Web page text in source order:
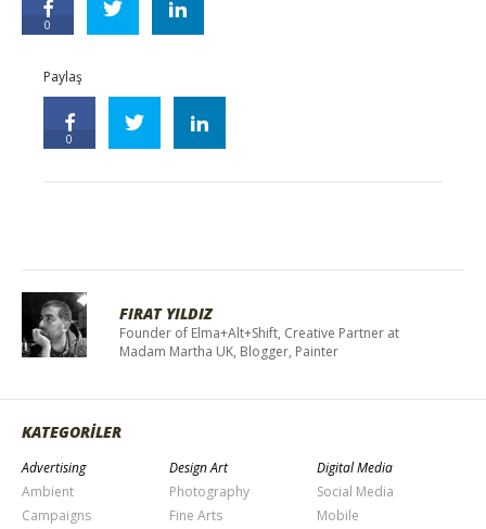
0
Paylaş
0
FIRAT YILDIZ
Founder of Elma+Alt+Shift, Creative Partner at
Madam Martha UK, Blogger, Painter
KATEGORİLER
Advertising
Ambient
Campaigns
Design Art
Photography
Fine Arts
Digital Media
Social Media
Mobile